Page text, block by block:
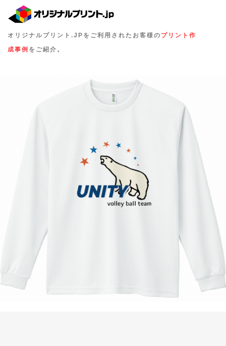
オリジナルプリント.JPをご利用されたお客様の プリント作
成事例 をご紹介。